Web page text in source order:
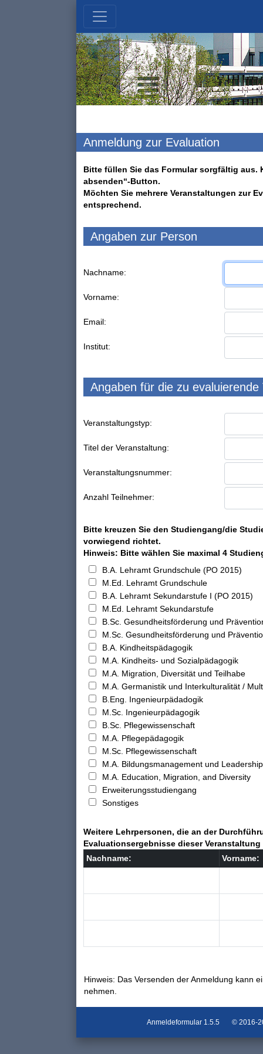
Anmeldung zur Evaluation
Bitte füllen Sie das Formular sorgfältig aus.
absenden“-Button.
Möchten Sie mehrere Veranstaltungen zur
entsprechend.
Angaben zur Person
Nachname:
Vorname:
Email:
Institut:
Angaben für die zu evaluierende
Veranstaltungstyp:
Titel der Veranstaltung:
Veranstaltungsnummer:
Anzahl Teilnehmer:
Bitte kreuzen Sie den Studiengang/die
vorwiegend richtet.
Hinweis: Bitte wählen Sie maximal 4
B.A. Lehramt Grundschule (PO 2015)
M.Ed. Lehramt Grundschule
B.A. Lehramt Sekundarstufe I (PO 2015)
M.Ed. Lehramt Sekundarstufe
B.Sc. Gesundheitsförderung und
M.Sc. Gesundheitsförderung und
B.A. Kindheitspädagogik
M.A. Kindheits- und Sozialpädagogik
M.A. Migration, Diversität und Teilhabe
M.A. Germanistik und Interkulturalität /
B.Eng. Ingenieurpädadogik
M.Sc. Ingenieurpädagogik
B.Sc. Pflegewissenschaft
M.A. Pflegepädagogik
M.Sc. Pflegewissenschaft
M.A. Bildungsmanagement und
M.A. Education, Migration, and Diversity
Erweiterungsstudiengang
Sonstiges
Weitere Lehrpersonen, die an der
Evaluationsergebnisse dieser
Nachname:
Vorname:
Hinweis: Das Versenden der Anmeldung kann
nehmen.
Anmeldeformular 1.5.5 © 2016-